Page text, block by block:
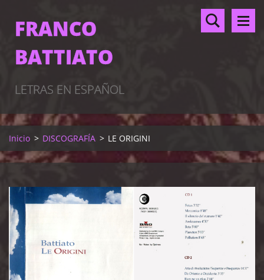
FRANCO
BATTIATO
LETRAS EN ESPAÑOL
Inicio > DISCOGRAFÍA > LE ORIGINI